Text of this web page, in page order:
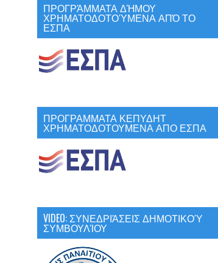
ΠΡΟΓΡΆΜΜΑΤΑ ΔΉΜΟΥ
ΧΡΗΜΑΤΟΔΟΤΟΎΜΕΝΑ ΑΠΌ ΤΟ
ΕΣΠΑ
ΠΡΟΓΡΑΜΜΑΤΑ ΚΕΠΥΔΗΤ
ΧΡΗΜΑΤΟΔΟΤΟΥΜΕΝΑ ΑΠΟ ΕΣΠΑ
VIDEO: ΣΥΝΕΔΡΙΆΣΕΙΣ ΔΗΜΟΤΙΚΟΎ
ΣΥΜΒΟΥΛΊΟΥ